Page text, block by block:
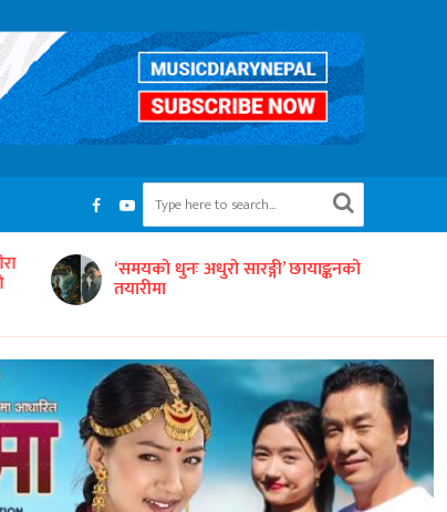
‘समयको धुनः अधुरो सारङ्गी’ छायाङ्कनको
तयारीमा